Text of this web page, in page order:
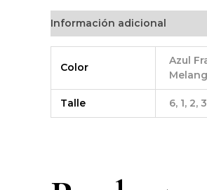
Información adicional
Color
Azul
Talle 6, 1, 2,